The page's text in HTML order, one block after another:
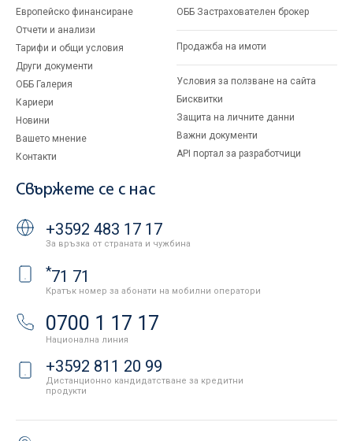
Европейско финансиране
Отчети и анализи
Тарифи и общи условия
Други документи
ОББ Галерия
Кариери
Новини
Вашето мнение
Контакти
ОББ Застрахователен брокер
Продажба на имоти
Условия за ползване на сайта
Бисквитки
Защита на личните данни
Важни документи
API портал за разработчици
Свържете се с нас
+3592 483 17 17
За връзка от страната и чужбина
*71 71
Кратък номер за абонати на мобилни оператори
0700 1 17 17
Национална линия
+3592 811 20 99
Дистанционно кандидатстване за кредитни
продукти